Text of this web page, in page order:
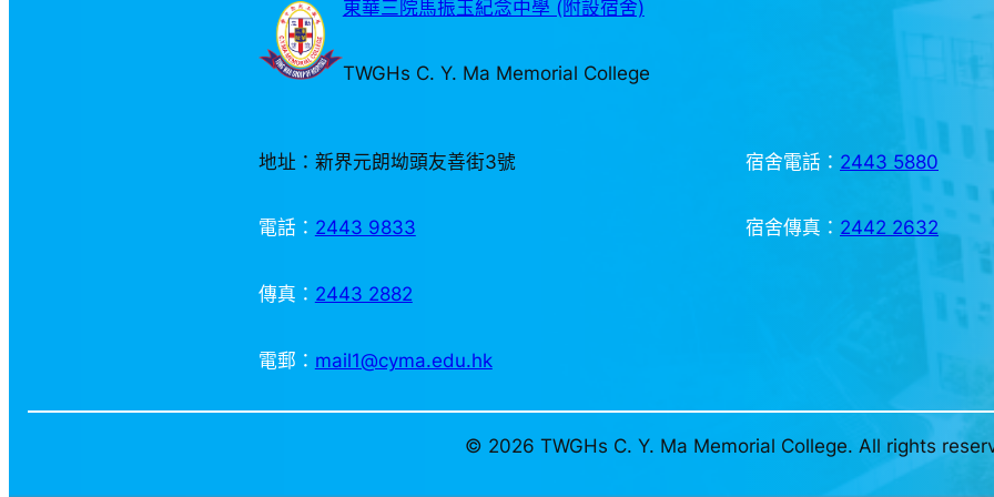
東華三院馬振玉紀念中學 (附設宿舍)
TWGHs C. Y. Ma Memorial College
地址：新界元朗坳頭友善街3號
電話： 2443 9833
傳真： 2443 2882
電郵： mail1@cyma.edu.hk
宿舍電話： 2443 5880
宿舍傳真： 2442 2632
© 2026 TWGHs C. Y. Ma Memorial College. All rights